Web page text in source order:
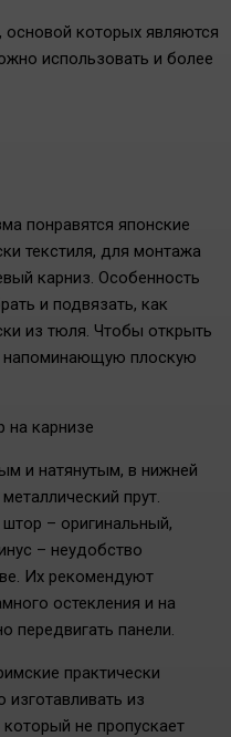
которых являются
использовать и более
понравятся японские
текстиля, для монтажа
карниз. Особенность
и подвязать, как
из тюля. Чтобы открыть
напоминающую плоскую
на карнизе
и натянутым, в нижней
прут.
– оригинальный,
– неудобство
Их рекомендуют
остекления и на
панели.
практически
из
не пропускает